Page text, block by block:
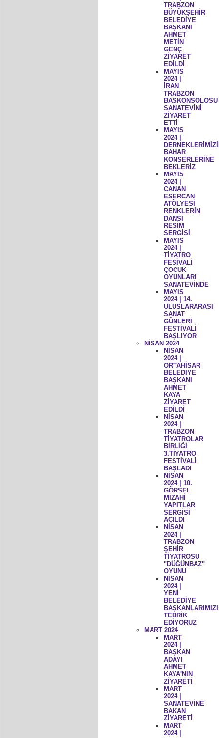
TRABZON
BÜYÜKŞEHİR
BELEDİYE
BAŞKANI
AHMET
METİN
GENÇ
ZİYARET
EDİLDİ
MAYIS
2024 |
İRAN
TRABZON
BAŞKONSOLOSU
SANATEVİNİ
ZİYARET
ETTİ
MAYIS
2024 |
BAHAR
KONSERLERİNE
BEKLERİZ
MAYIS
2024 |
CANAN
ESERCAN
ATÖLYESİ
RENKLERİN
DANSI
RESİM
SERGİSİ
MAYIS
2024 |
TİYATRO
FESİVALİ
ÇOCUK
OYUNLARI
SANATEVİNDE
MAYIS
2024 | 14.
ULUSLARARASI
SANAT
GÜNLERİ
FESTİVALİ
BAŞLIYOR
NİSAN 2024
NİSAN
2024 |
ORTAHİSAR
BELEDİYE
BAŞKANI
AHMET
KAYA
ZİYARET
EDİLDİ
NİSAN
2024 |
TRABZON
TİYATROLAR
BİRLİĞİ
3.TİYATRO
FESTİVALİ
BAŞLADI
NİSAN
2024 | 10.
GÖRSEL
MİZAHİ
YAPITLAR
SERGİSİ
AÇILDI
NİSAN
2024 |
TRABZON
ŞEHİR
TİYATROSU
"DÜĞÜNBAZ"
OYUNU
NİSAN
2024 |
YENİ
BELEDİYE
BAŞKANLARIMIZI
TEBRİK
EDİYORUZ
MART 2024
MART
2024 |
BAŞKAN
ADAYI
AHMET
KAYA'NIN
ZİYARETİ
MART
2024 |
SANATEVİNE
BAKAN
ZİYARETİ
MART
2024 |